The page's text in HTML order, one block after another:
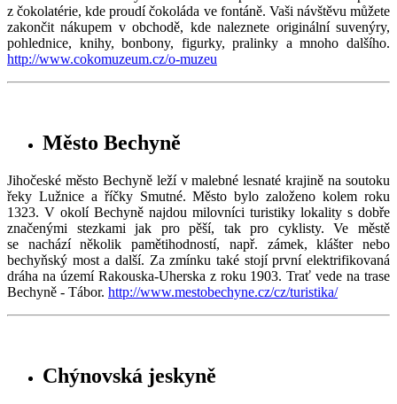
z čokolatérie, kde proudí čokoláda ve fontáně. Vaši návštěvu můžete
zakončit nákupem v obchodě, kde naleznete originální suvenýry,
pohlednice, knihy, bonbony, figurky, pralinky a mnoho dalšího.
http://www.cokomuzeum.cz/o-muzeu
Město Bechyně
Jihočeské město Bechyně leží v malebné lesnaté krajině na soutoku
řeky Lužnice a říčky Smutné. Město bylo založeno kolem roku
1323. V okolí Bechyně najdou milovníci turistiky lokality s dobře
značenými stezkami jak pro pěší, tak pro cyklisty. Ve městě
se nachází několik pamětihodností, např. zámek, klášter nebo
bechyňský most a další. Za zmínku také stojí první elektrifikovaná
dráha na území Rakouska-Uherska z roku 1903. Trať vede na trase
Bechyně - Tábor. http://www.mestobechyne.cz/cz/turistika/
Chýnovská jeskyně